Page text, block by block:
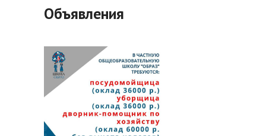
Объявления